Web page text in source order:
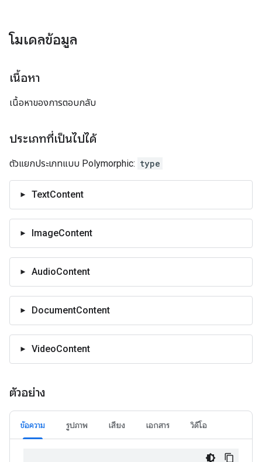
โมเดลข้อมูล
เนื้อหา
เนื้อหาของการตอบกลับ
ประเภทที่เป็นไปได้
ตัวแยกประเภทแบบ Polymorphic: type
TextContent
ImageContent
AudioContent
DocumentContent
VideoContent
ตัวอย่าง
ข้อความ รูปภาพ เสียง เอกสาร วิดีโอ